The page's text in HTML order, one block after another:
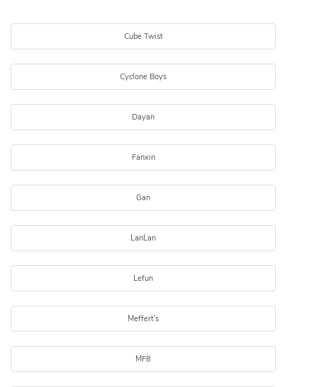
Cube Twist
Cyclone Boys
Dayan
Fanxin
Gan
LanLan
Lefun
Meffert's
MF8